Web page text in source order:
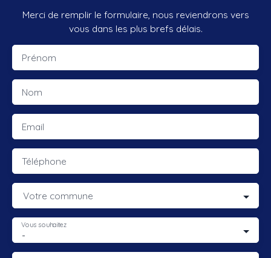
Merci de remplir le formulaire, nous reviendrons vers
vous dans les plus brefs délais.
Prénom
Nom
Email
Téléphone
Votre commune
-
Vous souhaitez